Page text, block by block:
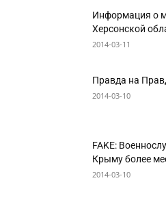
Информация о
Херсонской
2014-03-11
Правда на
2014-03-10
FAKE:
Крыму более
2014-03-10